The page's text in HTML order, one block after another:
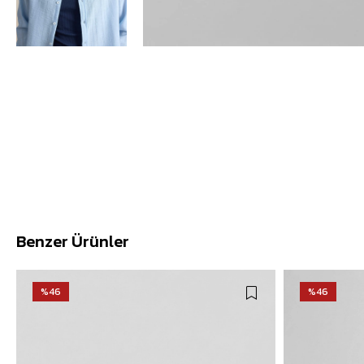
Benzer Ürünler
%46 %46